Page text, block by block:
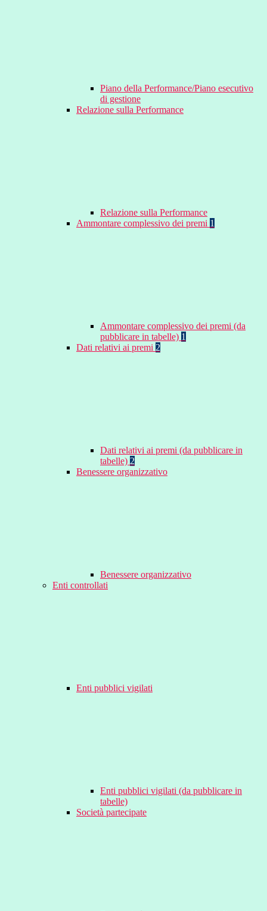
Piano della Performance/Piano esecutivo
di gestione
Relazione sulla Performance
Relazione sulla Performance
Ammontare complessivo dei premi 1
Ammontare complessivo dei premi (da
pubblicare in tabelle) 1
Dati relativi ai premi 2
Dati relativi ai premi (da pubblicare in
tabelle) 2
Benessere organizzativo
Benessere organizzativo
Enti controllati
Enti pubblici vigilati
Enti pubblici vigilati (da pubblicare in
tabelle)
Società partecipate